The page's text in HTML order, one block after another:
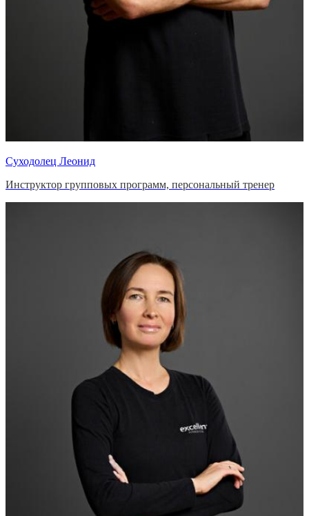
Суходолец Леонид
Инструктор групповых программ, персональный тренер